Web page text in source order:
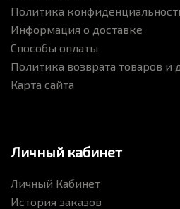
Политика
Информация о доставке
Способы оплаты
Политика возврата товаров и
Карта сайта
Личный кабинет
Личный Кабинет
История заказов